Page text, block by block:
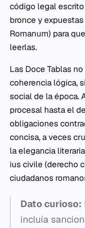
código legal
bronce y
Romanum) para
leerlas.
Las Doce Tablas
coherencia lógica,
social de la época.
procesal hasta el
obligaciones
concisa, a veces
la elegancia
ius civile (derecho
ciudadanos
Dato curioso:
incluía